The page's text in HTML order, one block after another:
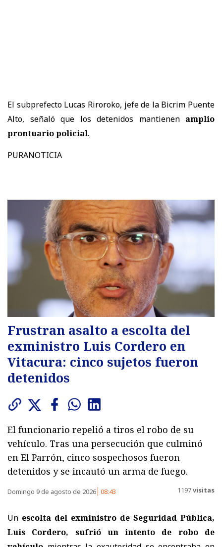
El subprefecto Lucas Riroroko, jefe de la Bicrim Puente
Alto, señaló que los detenidos mantienen amplio
prontuario policial.
PURANOTICIA
Frustran asalto a escolta del
exministro Luis Cordero en
Vitacura: cinco sujetos fueron
detenidos
El funcionario repelió a tiros el robo de su
vehículo. Tras una persecución que culminó
en El Parrón, cinco sospechosos fueron
detenidos y se incautó un arma de fuego.
Domingo 9 de agosto de 2026 08:43 1197visitas
Un escolta del exministro de Seguridad Pública,
Luis Cordero, sufrió un intento de robo de